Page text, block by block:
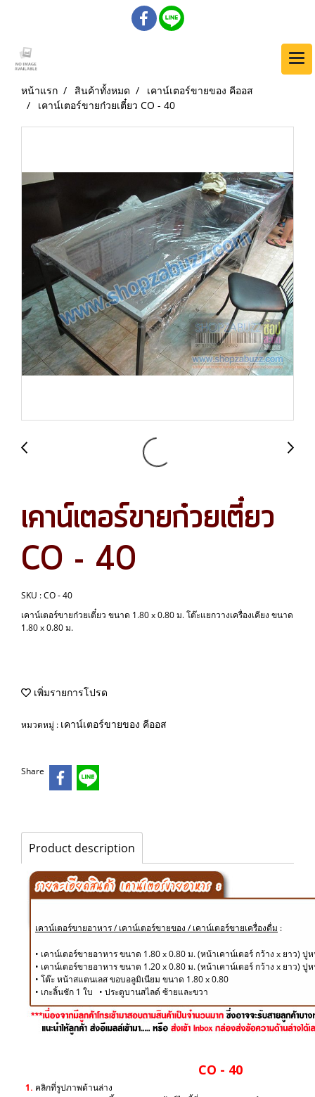
หน้าแรก สินค้าทั้งหมด
เคาน์เตอร์ขายของ คีออส
เคาน์เตอร์ขายก๋วยเตี๋ยว CO - 40
เคาน์เตอร์ขายก๋วยเตี๋ยว
CO - 40
SKU : CO - 40
เคาน์เตอร์ขายก๋วยเตี๋ยว ขนาด 1.80 x 0.80 ม. โต๊ะแยกวางเครื่องเคียง ขนาด
1.80 x 0.80 ม.
เพิ่มรายการโปรด
หมวดหมู่ : เคาน์เตอร์ขายของ คีออส
Share
Product description
เคาน์เตอร์ขายอาหาร / เคาน์เตอร์ขายของ / เคาน์เตอร์ขายเครื่องดื่ม :
• เคาน์เตอร์ขายอาหาร ขนาด 1.80 x 0.80 ม. (หน้าเคาน์เตอร์ กว้าง x ยาว)
• เคาน์เตอร์ขายอาหาร ขนาด 1.20 x 0.80 ม. (หน้าเคาน์เตอร์ กว้าง x ยาว) ปู
• โต๊ะ หน้าสแตนเลส ขอบอลูมิเนียม ขนาด 1.80 x 0.80
• เกะลิ้นชัก 1 ใบ • ประตูบานสไลด์ ซ้ายและขวา
CO - 40
1. คลิกที่รูปภาพด้านล่าง